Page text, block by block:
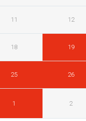
11 12
18 19
25 26
1 2